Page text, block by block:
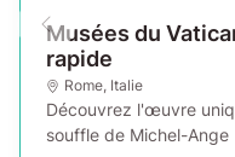
Musées du
rapide
Rome, Italie
Découvrez l'œuvre
souffle de Michel-Ange